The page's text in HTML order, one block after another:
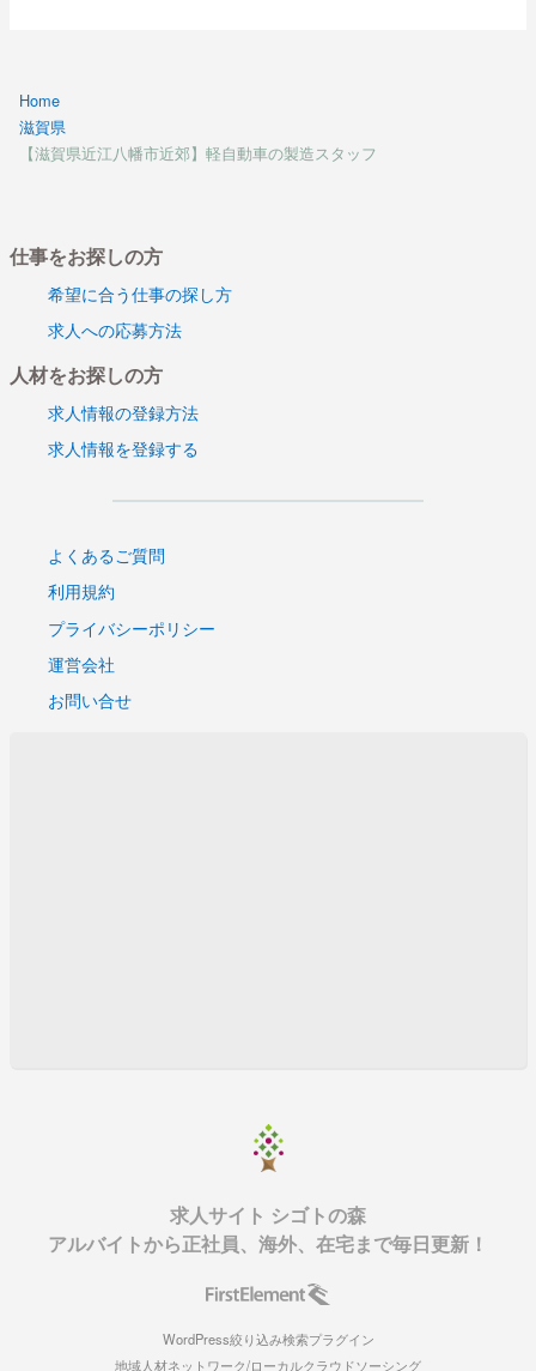
Home
滋賀県
【滋賀県近江八幡市近郊】軽自動車の製造スタッフ
仕事をお探しの方
希望に合う仕事の探し方
求人への応募方法
人材をお探しの方
求人情報の登録方法
求人情報を登録する
よくあるご質問
利用規約
プライバシーポリシー
運営会社
お問い合せ
求人サイト シゴトの森
アルバイトから正社員、海外、在宅まで毎日更新！
WordPress絞り込み検索プラグイン
地域人材ネットワーク/ローカルクラウドソーシング